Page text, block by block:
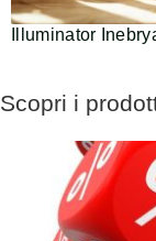
Illuminator
Scopri i